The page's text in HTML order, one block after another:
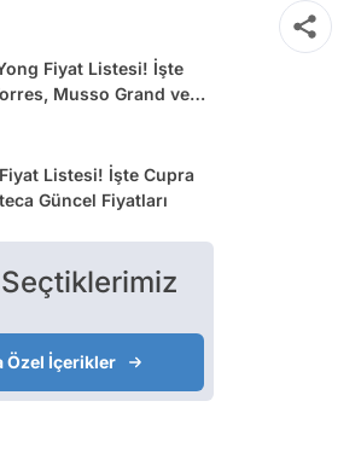
Fiyat Listesi! İşte
Musso Grand ve
Listesi! İşte Cupra
Güncel Fiyatları
Özel İçerikler